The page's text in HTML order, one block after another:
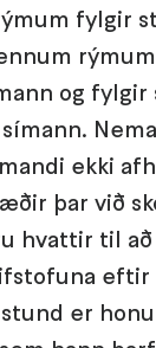
fylgir
og
ekki
þar við
hvattir til
eftir
er